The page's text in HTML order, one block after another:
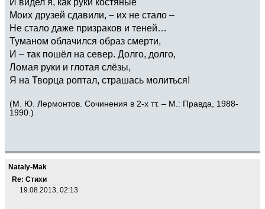
Моих друзей сдавили, – их не стало –
Не стало даже призраков и теней…
Туманом облачился образ смерти,
И – так пошёл на север. Долго, долго,
Ломая руки и глотая слёзы,
Я на Творца роптал, страшась молиться!
(М. Ю. Лермонтов. Сочинения в 2-х тт. – М.: Правда, 1988-
1990.)
Nataly-Mak
Re: Стихи
19.08.2013, 02:13